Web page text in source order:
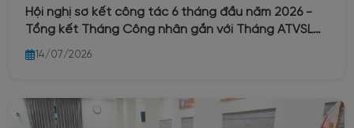
Hội nghị sơ kết công tác 6 tháng đầu năm 2026 -
Tổng kết Tháng Công nhân gắn với Tháng ATVSLĐ
- PCCN - Biểu dương gia đình tiêu biểu cấp Công ty
- Kỷ niệm 97 năm ngày thành lập Công đoàn Việt
14/07/2026